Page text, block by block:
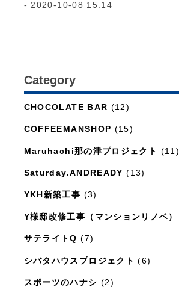
2020-10-08 15:14
Category
CHOCOLATE BAR (12)
COFFEEMANSHOP (15)
Maruhachi那の津プロジェクト (11)
Saturday.ANDREADY (13)
YKH新築工事 (3)
Y様邸改修工事（マンションリノベ）
サテライトQ (7)
シバタハウスプロジェクト (6)
スポーツのハナシ (2)